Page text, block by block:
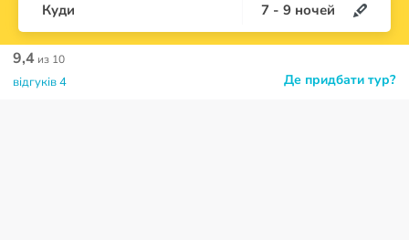
Куди 7 - 9 ночей
Де придбати тур?
9,4 из 10
відгуків 4